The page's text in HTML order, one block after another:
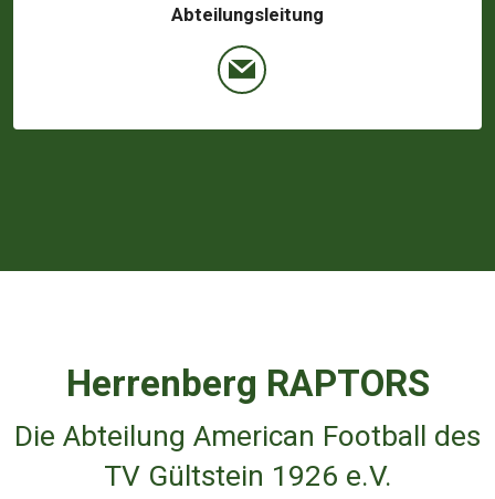
Abteilungsleitung
Herrenberg RAPTORS
Die Abteilung American Football des
TV Gültstein 1926 e.V.